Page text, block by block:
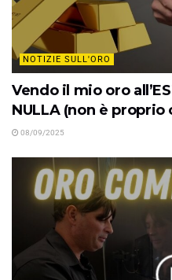
NOTIZIE SULL'ORO
Vendo il mio oro
NULLA (non è proprio
08/09/2025